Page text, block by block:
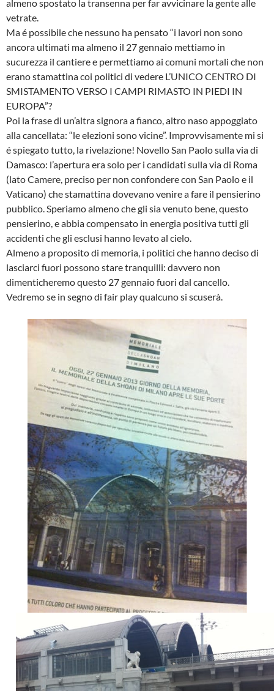
almeno spostato la transenna per far avvicinare la gente alle
vetrate.
Ma é possibile che nessuno ha pensato “i lavori non sono
ancora ultimati ma almeno il 27 gennaio mettiamo in
sucurezza il cantiere e permettiamo ai comuni mortali che non
erano stamattina coi politici di vedere L’UNICO CENTRO DI
SMISTAMENTO VERSO I CAMPI RIMASTO IN PIEDI IN
EUROPA”?
Poi la frase di un’altra signora a fianco, altro naso appoggiato
alla cancellata: “le elezioni sono vicine”. Improvvisamente mi si
é spiegato tutto, la rivelazione! Novello San Paolo sulla via di
Damasco: l’apertura era solo per i candidati sulla via di Roma
(lato Camere, preciso per non confondere con San Paolo e il
Vaticano) che stamattina dovevano venire a fare il pensierino
pubblico. Speriamo almeno che gli sia venuto bene, questo
pensierino, e abbia compensato in energia positiva tutti gli
accidenti che gli esclusi hanno levato al cielo.
Almeno a proposito di memoria, i politici che hanno deciso di
lasciarci fuori possono stare tranquilli: davvero non
dimenticheremo questo 27 gennaio fuori dal cancello.
Vedremo se in segno di fair play qualcuno si scuserà.